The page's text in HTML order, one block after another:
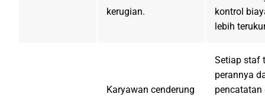
kerugian.
kontrol
lebih
Karyawan cenderung
Setiap staf
perannya
pencatatan